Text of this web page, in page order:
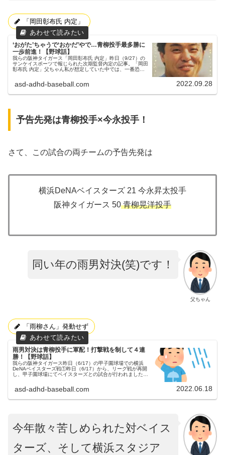
「岡田彰布氏 内定」
‘おがた’ちゃうで‘おかだ’やで…青柳投手最多勝に
一歩前進！【野球話】
我らの阪神タイガース「岡田彰布氏 内定」昨日（9/27）の
サンケイスポーツで報じられた次期監督内定の記事。「岡田
彰布氏 内定」父ちゃん私が想定していた中では、一番恐れ
望していたので残念で...
asd-adhd-baseball.com 2022.09.28
予告先発は青柳投手×今永投手！
さて、この試合の両チームの予告先発は
横浜DeNAベイスターズ 21 今永昇太投手
阪神タイガース 50青柳晃洋投手
父ちゃん
同い年の雨男対決(笑)です！
「雨柳さん」発動せず
雨男対決は青柳投手に軍配！打撃戦を制して４連
勝！【野球話】
我らの阪神タイガース昨日（6/17）の甲子園球場での横浜
DeNAベイスターズ戦①昨日（6/17）から、リーグ戦が再開
し、甲子園球場にてベイスターズとの試合が行われました。
asd-adhd-baseball.com 2022.06.18
今年散々苦しめられた対ベイス
ターズ、そして横浜スタジア